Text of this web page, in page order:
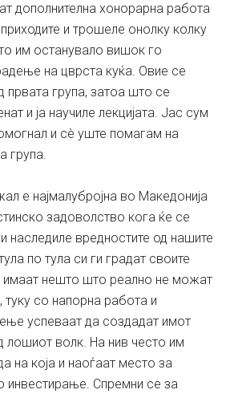
дополнителна хонорарна работа
и трошеле онолку колку
им останувало вишок го
на цврста куќа. Овие се
првата група, затоа што се
и ја научиле лекцијата. Јас сум
и сè уште помагам на
група.
е најмалубројна во Македонија
задоволство кога ќе се
наследиле вредностите од нашите
по тула си ги градат своите
имаат нешто што реално не можат
туку со напорна работа и
успеваат да создадат имот
лошиот волк. На нив често им
на која и наоѓаат место за
инвестирање. Спремни се за